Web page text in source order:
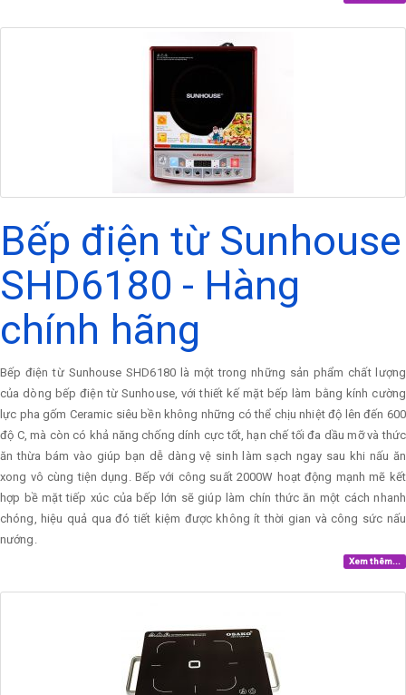
Bếp điện từ Sunhouse
SHD6180 - Hàng
chính hãng
Bếp điện từ Sunhouse SHD6180 là một trong những sản phẩm chất lượng
của dòng bếp điện từ Sunhouse, với thiết kế mặt bếp làm bằng kính cường
lực pha gốm Ceramic siêu bền không những có thể chịu nhiệt độ lên đến 600
độ C, mà còn có khả năng chống dính cực tốt, hạn chế tối đa dầu mỡ và thức
ăn thừa bám vào giúp bạn dễ dàng vệ sinh làm sạch ngay sau khi nấu ăn
xong vô cùng tiện dụng. Bếp với công suất 2000W hoạt động mạnh mẽ kết
hợp bề mặt tiếp xúc của bếp lớn sẽ giúp làm chín thức ăn một cách nhanh
chóng, hiệu quả qua đó tiết kiệm được không ít thời gian và công sức nấu
nướng.
Xem thêm...